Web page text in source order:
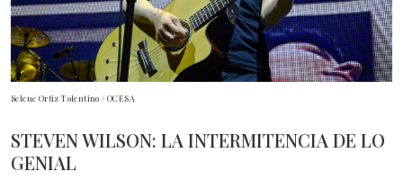
Selene Ortiz Tolentino / OCESA
STEVEN WILSON: LA INTERMITENCIA DE LO
GENIAL